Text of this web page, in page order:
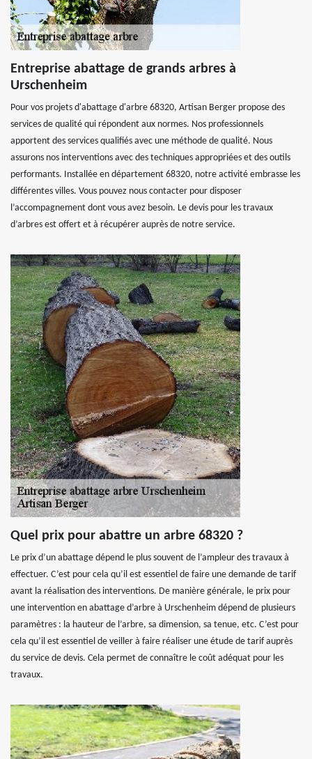
Entreprise abattage de grands arbres à
Urschenheim
Pour vos projets d'abattage d'arbre 68320, Artisan Berger propose des
services de qualité qui répondent aux normes. Nos professionnels
apportent des services qualifiés avec une méthode de qualité. Nous
assurons nos interventions avec des techniques appropriées et des outils
performants. Installée en département 68320, notre activité embrasse les
différentes villes. Vous pouvez nous contacter pour disposer
l’accompagnement dont vous avez besoin. Le devis pour les travaux
d’arbres est offert et à récupérer auprès de notre service.
Quel prix pour abattre un arbre 68320 ?
Le prix d’un abattage dépend le plus souvent de l’ampleur des travaux à
effectuer. C’est pour cela qu’il est essentiel de faire une demande de tarif
avant la réalisation des interventions. De manière générale, le prix pour
une intervention en abattage d’arbre à Urschenheim dépend de plusieurs
paramètres : la hauteur de l’arbre, sa dimension, sa tenue, etc. C’est pour
cela qu’il est essentiel de veiller à faire réaliser une étude de tarif auprès
du service de devis. Cela permet de connaître le coût adéquat pour les
travaux.